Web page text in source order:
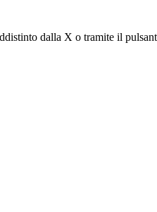
dalla X o tramite il